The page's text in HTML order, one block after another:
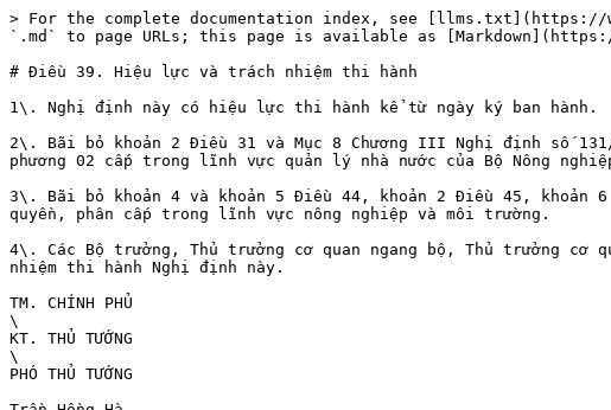
> For the complete documentation index, see [llms.txt](https://
`.md` to page URLs; this page is available as
# Điều 39. Hiệu lực và trách nhiệm thi hành
1\. Nghị định này có hiệu lực thi hành kể từ ngày ký ban hành.
2\. Bãi bỏ khoản 2 Điều 31 và Mục 8 Chương III Nghị định số 131/
phương 02 cấp trong lĩnh vực quản lý nhà nước của Bộ Nông
3\. Bãi bỏ khoản 4 và khoản 5 Điều 44, khoản 2 Điều 45, khoản 6
quyền, phân cấp trong lĩnh vực nông nghiệp và môi trường.
4\. Các Bộ trưởng, Thủ trưởng cơ quan ngang bộ, Thủ trưởng cơ
nhiệm thi hành Nghị định này.
TM. CHÍNH PHỦ
\
KT. THỦ TƯỚNG
\
PHÓ THỦ TƯỚNG